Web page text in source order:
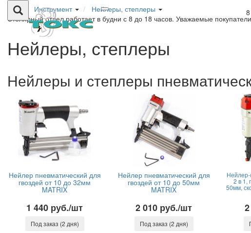
Инструмент
Нейлеры, степлеры
Столярный отдел работает в будни с 8 до 18 часов. Уважаемые
Нейлеры, степлеры
Нейлеры и степлеры
Нейлер пневматический для
гвоздей от 10 до 32мм
MATRIX
1 440 руб./шт
Под заказ (2 дня)
Нейлер пневматический для
гвоздей от 10 до 50мм
MATRIX
2 010 руб./шт
Под заказ (2 дня)
Нейлер-
2 в 1,
50мм,